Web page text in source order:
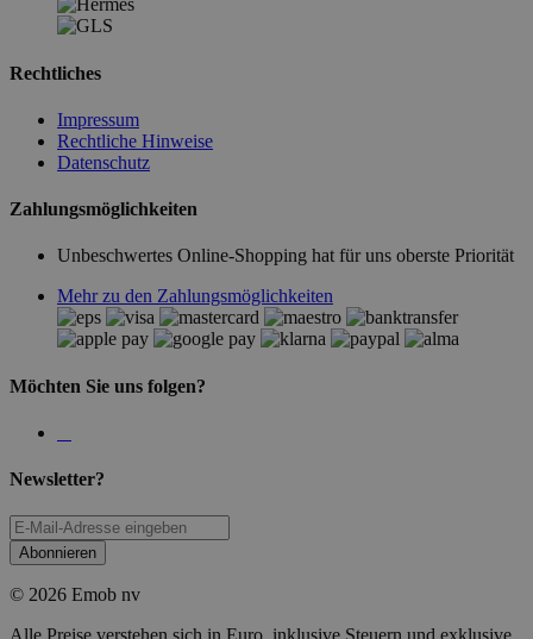
Rechtliches
Impressum
Rechtliche Hinweise
Datenschutz
Zahlungsmöglichkeiten
Unbeschwertes Online-Shopping hat für uns oberste Priorität
Mehr zu den Zahlungsmöglichkeiten
Möchten Sie uns folgen?
Newsletter?
Abonnieren
© 2026 Emob nv